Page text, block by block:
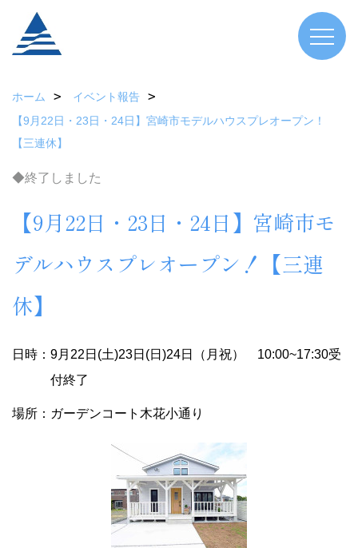
ホーム
イベント報告
【9月22日・23日・24日】宮崎市モデルハウスプレオープン！
【三連休】
◆終了しました
【9月22日・23日・24日】宮崎市モ
デルハウスプレオープン！【三連
休】
日時：9月22日(土)23日(日)24日（月祝） 10:00~17:30受
付終了
場所：ガーデンコート木花小通り